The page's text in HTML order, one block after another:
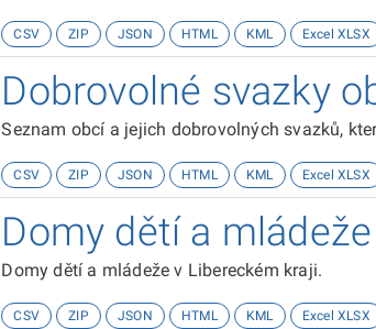
CSV ZIP JSON HTML KML Excel XLSX
Dobrovolné svazky
Seznam obcí a jejich dobrovolných svazků,
CSV ZIP JSON HTML KML Excel XLSX
Domy dětí a
Domy dětí a mládeže v Libereckém kraji.
CSV ZIP JSON HTML KML Excel XLSX